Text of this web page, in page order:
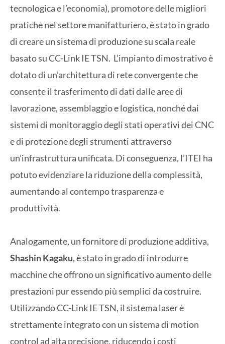
tecnologica e l’economia), promotore delle migliori
pratiche nel settore manifatturiero, è stato in grado
di creare un sistema di produzione su scala reale
basato su CC-Link IE TSN. L’impianto dimostrativo è
dotato di un’architettura di rete convergente che
consente il trasferimento di dati dalle aree di
lavorazione, assemblaggio e logistica, nonché dai
sistemi di monitoraggio degli stati operativi dei CNC
e di protezione degli strumenti attraverso
un’infrastruttura unificata. Di conseguenza, l’ITEI ha
potuto evidenziare la riduzione della complessità,
aumentando al contempo trasparenza e
produttività.
Analogamente, un fornitore di produzione additiva,
Shashin Kagaku, è stato in grado di introdurre
macchine che offrono un significativo aumento delle
prestazioni pur essendo più semplici da costruire.
Utilizzando CC-Link IE TSN, il sistema laser è
strettamente integrato con un sistema di motion
control ad alta precisione, riducendo i costi